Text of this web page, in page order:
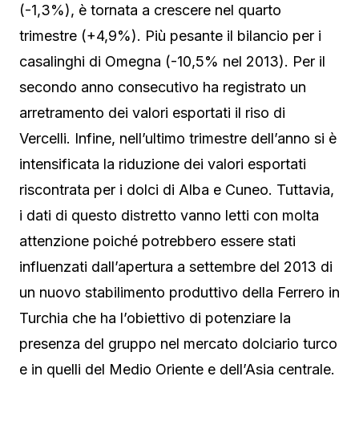
(-1,3%), è tornata a crescere nel quarto
trimestre (+4,9%). Più pesante il bilancio per i
casalinghi di Omegna (-10,5% nel 2013). Per il
secondo anno consecutivo ha registrato un
arretramento dei valori esportati il riso di
Vercelli. Infine, nell’ultimo trimestre dell’anno si è
intensificata la riduzione dei valori esportati
riscontrata per i dolci di Alba e Cuneo. Tuttavia,
i dati di questo distretto vanno letti con molta
attenzione poiché potrebbero essere stati
influenzati dall’apertura a settembre del 2013 di
un nuovo stabilimento produttivo della Ferrero in
Turchia che ha l’obiettivo di potenziare la
presenza del gruppo nel mercato dolciario turco
e in quelli del Medio Oriente e dell’Asia centrale.